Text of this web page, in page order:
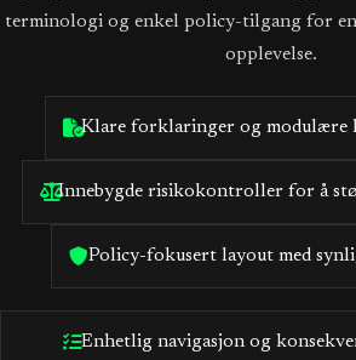
terminologi og enkel policy-tilgang for
opplevelse.
Klare forklaringer og
Innebygde risikokontroller for å
Policy-fokusert layout med
Enhetlig navigasjon og